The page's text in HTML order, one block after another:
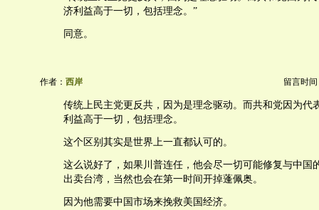
济利益高于一切，包括理念。”
同意。
作者： 西岸 留言时间
传统上民主党更反共，因为是理念驱动。而共和党因为代
利益高于一切，包括理念。
这个区别其实是世界上一直都认可的。
这么说好了，如果川普连任，他会尽一切可能修复与中国
出卖台湾，当然也会在第一时间开掉蓬佩奥。
因为他需要中国市场来挽救美国经济。